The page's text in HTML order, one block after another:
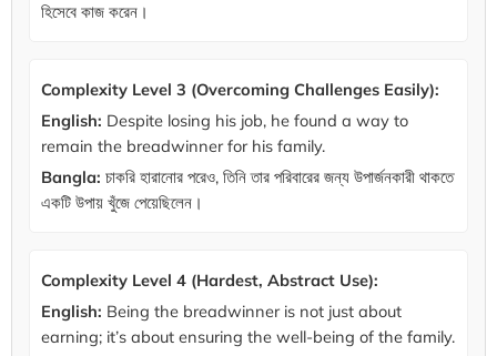
হিসেবে কাজ করেন।
Complexity Level 3 (Overcoming Challenges Easily):
English: Despite losing his job, he found a way to
remain the breadwinner for his family.
Bangla: চাকরি হারানোর পরেও, তিনি তার পরিবারের জন্য উপার্জনকারী থাকতে
একটি উপায় খুঁজে পেয়েছিলেন।
Complexity Level 4 (Hardest, Abstract Use):
English: Being the breadwinner is not just about
earning; it’s about ensuring the well-being of the family.